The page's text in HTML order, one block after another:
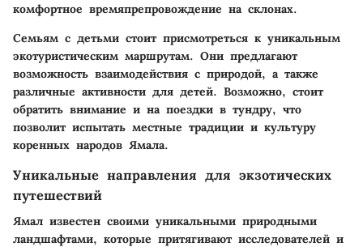
комфортное времяпрепровождение на склонах.
Семьям с детьми стоит присмотреться к уникальным
экотуристическим маршрутам. Они предлагают
возможность взаимодействия с природой, а также
различные активности для детей. Возможно, стоит
обратить внимание и на поездки в тундру, что
позволит испытать местные традиции и культуру
коренных народов Ямала.
Уникальные направления для экзотических
путешествий
Ямал известен своими уникальными природными
ландшафтами, которые притягивают исследователей и